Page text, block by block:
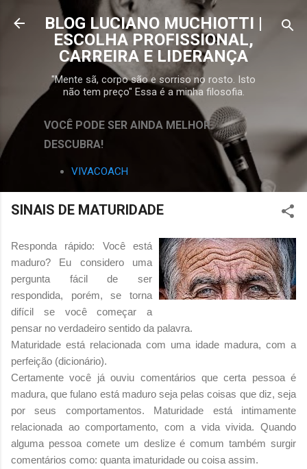
Pular para o conteúdo principal
BLOG LUCIANO MUCHIOTTI |
ESCOLHA PROFISSIONAL,
CARREIRA E LIDERANÇA
"Mente sã, corpo são e sorriso no rosto. Isto
não tem preço" Essa é a minha filosofia.
VOCÊ PODE SER AINDA MELHOR.
DESCUBRA!
VIVACOACH
SINAIS DE MATURIDADE
Responda rápido: Você está
maduro? Eu considero uma
pergunta fácil de ser
respondida, porém, se torna
difícil se você começar a
pensar no verdadeiro sentido da palavra.
Maturidade está relacionada com uma idade madura, com a
perfeição (dicionário).
Certamente você já ouviu comentários que certa pessoa é
madura, que fulano está maduro seja pelas coisas que diz, seja
por seus comportamentos. Maturidade está intimamente
relacionada ao comportamento, com a vida vivida. Quando
alguma pessoa comete um deslize é comum também surgir
comentários como: quanta imaturidade ou coisa assim.